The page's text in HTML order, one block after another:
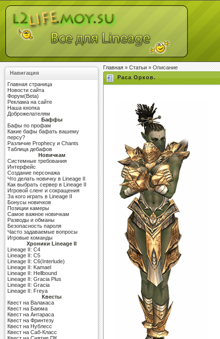
Навигация
Главная страница
Новости сайта
Форум(Beta)
Реклама на сайте
Наша кнопка
Доброжелателям
Баффы
Бафы по профам
Какие бафы бафать вашему
персу?
Различие Prophecy и Chants
Таблица дебафов
Новичкам
Системные требования
Интерфейс
Создание персонажа
Что делать новичку в Lineage II
Как выбрать сервер в Lineage II
Игровой сленг и сокращения
За кого играть в Lineage II
Бонусы новичков
Позиции камеры
Самое важное новичкам
Разводы и обманы
Безопасность пароля
Часто задаваемые вопросы
Игровые команды
Хроники Lineage II
Lineage II: C4
Lineage II: C5
Lineage II: C6(Interlude)
Lineage II: Kamael
Lineage II: Hellbound
Lineage II: Gracia Plus
Lineage II: Gracia
Lineage II: Freya
Квесты
Квест на Валакаса
Квест на Баюма
Квест на Антараса
Квест на Фринтезу
Квест на Нублесс
Квест на Саб-Класс
Главная»Статьи» Описание
Раса Орков.